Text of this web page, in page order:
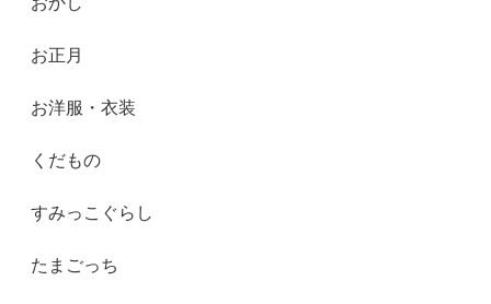
お正月
お洋服・衣装
くだもの
すみっこぐらし
たまごっち